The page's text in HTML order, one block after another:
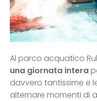
Al parco acquatico
una giornata intera
davvero tantissime e
alternare momenti di